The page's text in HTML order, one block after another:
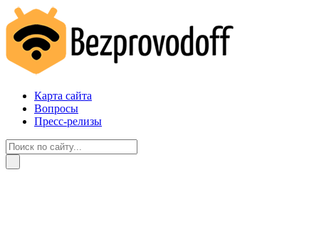
Карта сайта
Вопросы
Пресс-релизы